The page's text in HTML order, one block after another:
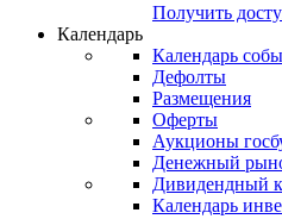
Получить
Календарь
Календарь
Дефолты
Размещения
Оферты
Аукционы
Денежный
Дивидендный
Календарь